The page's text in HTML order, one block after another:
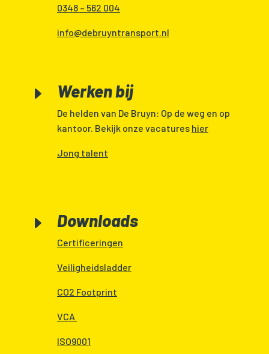
0348 – 562 004
info@debruyntransport.nl
E Werken bij
De helden van De Bruyn: Op de weg en op
kantoor. Bekijk onze vacatures hier
Jong talent
E Downloads
Certificeringen
Veiligheidsladder
CO2 Footprint
VCA
ISO9001